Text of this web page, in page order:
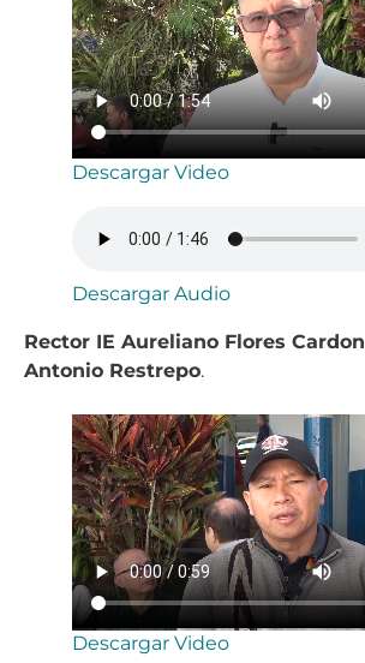
Descargar Video
Descargar Audio
Rector IE Aureliano Flores
Antonio Restrepo.
Descargar Video